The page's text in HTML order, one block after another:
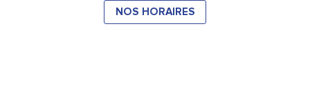
NOS HORAIRES